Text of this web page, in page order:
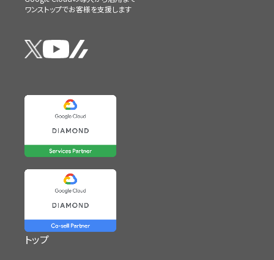
ワンストップでお客様を支援します
トップ